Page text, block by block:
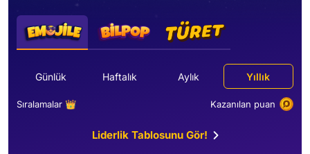
Günlük Haftalık Aylık Yıllık
Sıralamalar 👑 Kazanılan puan
Liderlik Tablosunu Gör!